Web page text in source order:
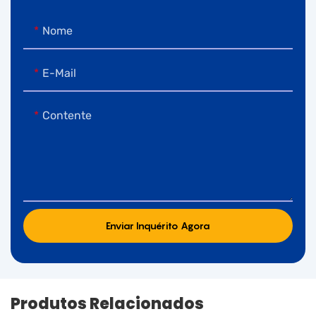
Nome
E-Mail
Contente
Enviar Inquérito Agora
Produtos Relacionados